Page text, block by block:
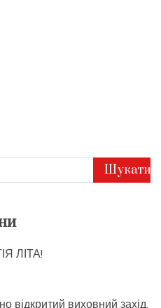
ЛІТА!
відкритий виховний захід,